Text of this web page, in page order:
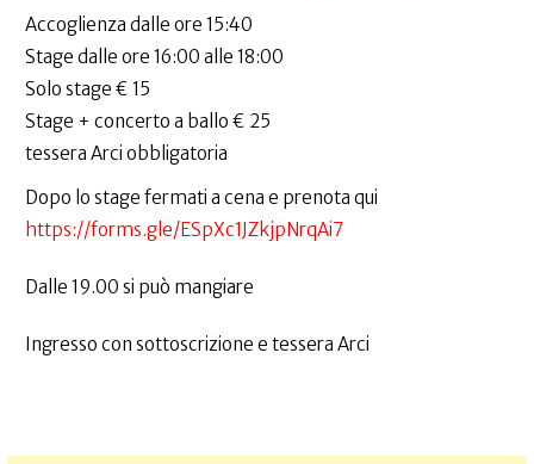
Accoglienza dalle ore 15:40
Stage dalle ore 16:00 alle 18:00
Solo stage € 15
Stage + concerto a ballo € 25
tessera Arci obbligatoria
Dopo lo stage fermati a cena e prenota qui
https://forms.gle/ESpXc1JZkjpNrqAi7
Dalle 19.00 si può mangiare
Ingresso con sottoscrizione e tessera Arci